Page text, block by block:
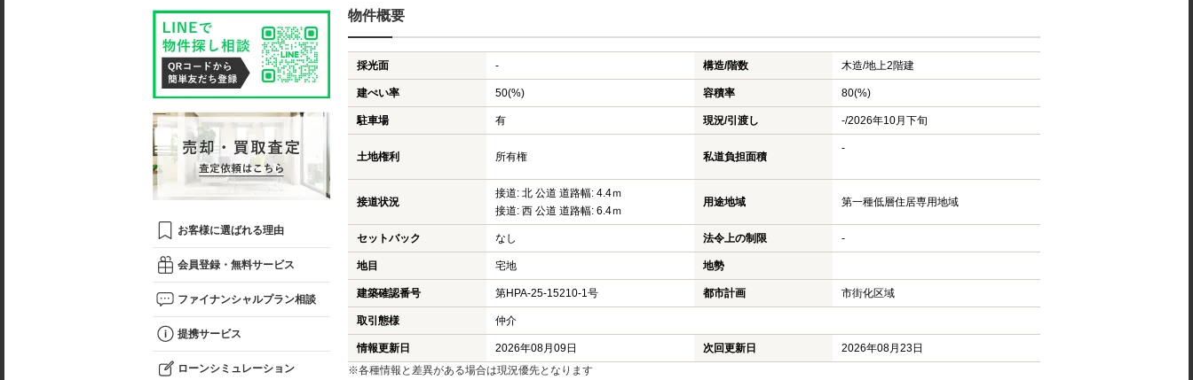
物件概要
採光面 - 構造/階数 木造/地上2階建
建ぺい率 50(%) 容積率 80(%)
駐車場 有 現況/引渡し -/2026年10月下旬
土地権利 所有権 私道負担面積
-
接道状況
接道: 北 公道 道路幅: 4.4ｍ
接道: 西 公道 道路幅: 6.4ｍ
用途地域 第一種低層住居専用地域
セットバック なし 法令上の制限 -
地目 宅地 地勢
建築確認番号 第HPA-25-15210-1号 都市計画 市街化区域
取引態様 仲介
情報更新日 2026年08月09日 次回更新日
2026年08月23日
※各種情報と差異がある場合は現況優先となります
お客様に選ばれる理由
会員登録・無料サービス
ファイナンシャルプラン相談
提携サービス
ローンシミュレーション